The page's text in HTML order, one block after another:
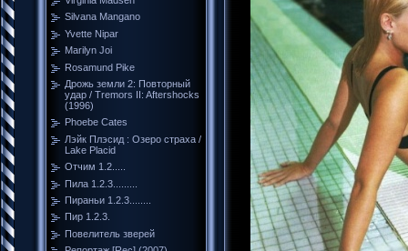
Silvana Mangano
Yvette Nipar
Marilyn Joi
Rosamund Pike
Дрожь земли 2: Повторный
удар / Tremors II: Aftershocks
(1996)
Phoebe Cates
Лэйк Плэсид : Озеро страха /
Lake Placid
Отчим 1.2.....
Пила 1.2.3.........
Пираньи 1.2.3........
Пир 1.2.3.
Повелитель зверей